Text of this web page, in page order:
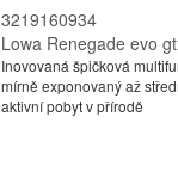
3219160934
Lowa Renegade evo
Inovovaná špičková
mírně exponovaný až
aktivní pobyt v přírodě